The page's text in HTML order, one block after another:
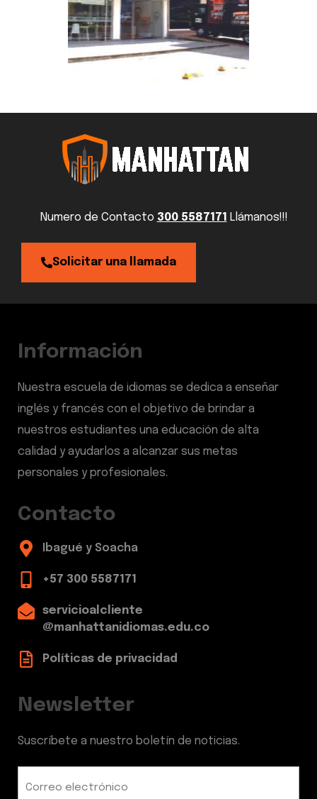
Numero de Contacto 300 5587171 Llámanos!!!
Solicitar una llamada
Información
Nuestra escuela de idiomas se dedica a enseñar
inglés y francés con el objetivo de brindar a
nuestros estudiantes una educación de alta
calidad y ayudarlos a alcanzar sus metas
personales y profesionales.
Contacto
Ibagué y Soacha
+57 300 5587171
servicioalcliente
@manhattanidiomas.edu.co
Políticas de privacidad
Newsletter
Suscríbete a nuestro boletín de noticias.